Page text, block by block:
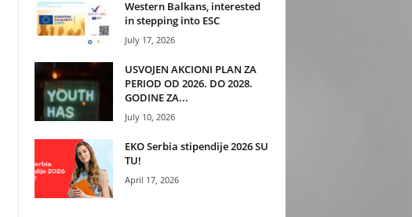
Western Balkans, interested
in stepping into ESC
July 17, 2026
USVOJEN AKCIONI PLAN ZA
PERIOD OD 2026. DO 2028.
GODINE ZA...
July 10, 2026
EKO Serbia stipendije 2026 SU
TU!
April 17, 2026